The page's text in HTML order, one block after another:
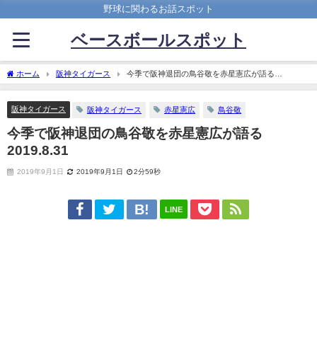
野球に関わるお話スポット
ベースボールスポット
ホーム 阪神タイガース
今季で阪神退団の鳥谷敬を赤星憲広が語る
2019.8.31
阪神タイガース 阪神タイガース 赤星憲広 鳥谷敬
今季で阪神退団の鳥谷敬を赤星憲広が語る
2019.8.31
2019年9月1日 2019年9月1日 2分59秒
LINE